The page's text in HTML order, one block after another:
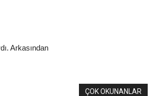
Arkasından
ÇOK OKUNANLAR